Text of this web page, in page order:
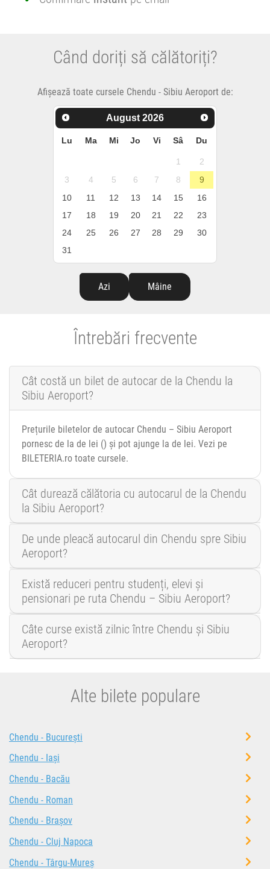
Când doriți să călătoriți?
Afișează toate cursele Chendu - Sibiu Aeroport de:
August 2026
Lu Ma Mi Jo Vi Sâ Du
1
2
3
4 5 6 7 8
9
10
11 12 13 14 15
16
17
18 19 20 21 22
23
24
25 26 27 28 29
30
31
Azi Mâine
Întrebări frecvente
Cât costă un bilet de autocar de la Chendu la
Sibiu Aeroport?
Prețurile biletelor de autocar Chendu – Sibiu Aeroport
pornesc de la de lei () și pot ajunge la de lei. Vezi pe
BILETERIA.ro toate cursele.
Cât durează călătoria cu autocarul de la Chendu
la Sibiu Aeroport?
De unde pleacă autocarul din Chendu spre Sibiu
Aeroport?
Există reduceri pentru studenți, elevi și
pensionari pe ruta Chendu – Sibiu Aeroport?
Câte curse există zilnic între Chendu și Sibiu
Aeroport?
Alte bilete populare
Chendu - București
Chendu - Iași
Chendu - Bacău
Chendu - Roman
Chendu - Brașov
Chendu - Cluj Napoca
Chendu - Târgu-Mureș